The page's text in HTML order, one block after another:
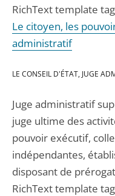
RichText template tag
Le citoyen, les
administratif
LE CONSEIL D'ÉTAT, JUGE
Juge administratif
juge ultime des
pouvoir exécutif,
indépendantes,
disposant de
RichText template tag